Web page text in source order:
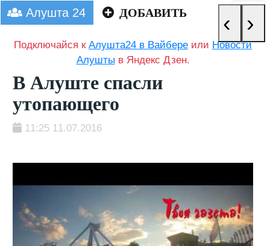
Алушта 24 ДОБАВИТЬ
Подключайся кАлушта24 в Вайбере или Новости
Алушты в Яндекс Дзен.
В Алуште спасли
утопающего
11:25 11.07.2016
‹ ›